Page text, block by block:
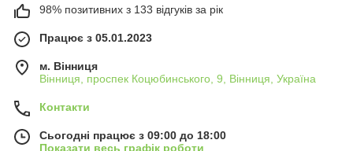
98% позитивних з 133 відгуків за рік
Працює з 05.01.2023
м. Вінниця
Вінниця, проспек Коцюбинського, 9, Вінниця, Україна
Контакти
Сьогодні працює з 09:00 до 18:00
Показати весь графік роботи